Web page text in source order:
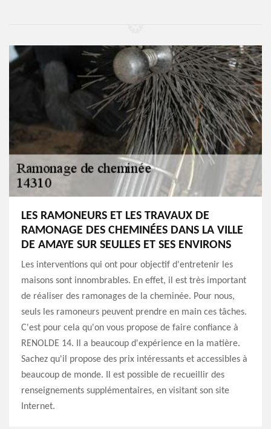
LES RAMONEURS ET LES TRAVAUX DE
RAMONAGE DES CHEMINÉES DANS LA VILLE
DE AMAYE SUR SEULLES ET SES ENVIRONS
Les interventions qui ont pour objectif d'entretenir les
maisons sont innombrables. En effet, il est très important
de réaliser des ramonages de la cheminée. Pour nous,
seuls les ramoneurs peuvent prendre en main ces tâches.
C'est pour cela qu'on vous propose de faire confiance à
RENOLDE 14. Il a beaucoup d'expérience en la matière.
Sachez qu'il propose des prix intéressants et accessibles à
beaucoup de monde. Il est possible de recueillir des
renseignements supplémentaires, en visitant son site
Internet.